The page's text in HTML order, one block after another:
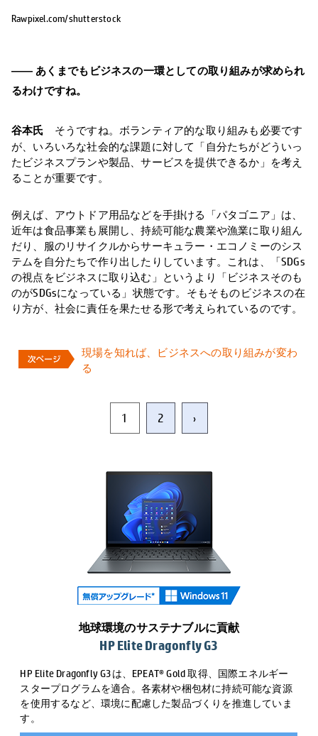
Rawpixel.com/shutterstock
―― あくまでもビジネスの一環としての取り組みが求められ
るわけですね。
谷本氏 そうですね。ボランティア的な取り組みも必要です
が、いろいろな社会的な課題に対して「自分たちがどういっ
たビジネスプランや製品、サービスを提供できるか」を考え
ることが重要です。
例えば、アウトドア用品などを手掛ける「パタゴニア」は、
近年は食品事業も展開し、持続可能な農業や漁業に取り組ん
だり、服のリサイクルからサーキュラー・エコノミーのシス
テムを自分たちで作り出したりしています。これは、「SDGs
の視点をビジネスに取り込む」というより「ビジネスそのも
のがSDGsになっている」状態です。そもそものビジネスの在
り方が、社会に責任を果たせる形で考えられているのです。
現場を知れば、ビジネスへの取り組みが変わ
る
1 2 ›
地球環境のサステナブルに貢献
HP Elite Dragonfly G3
HP Elite Dragonfly G3は、EPEAT® Gold 取得、国際エネルギー
スタープログラムを適合。各素材や梱包材に持続可能な資源
を使用するなど、環境に配慮した製品づくりを推進していま
す。